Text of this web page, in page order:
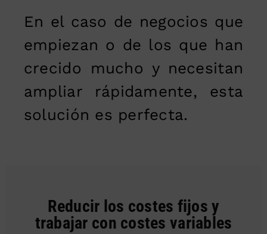
En el caso de negocios que
empiezan o de los que han
crecido mucho y necesitan
ampliar rápidamente, esta
solución es perfecta.
Reducir los costes fijos y
trabajar con costes variables